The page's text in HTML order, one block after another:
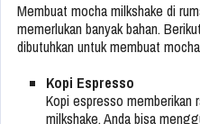
Membuat mocha milkshake di
memerlukan banyak bahan.
dibutuhkan untuk membuat
Kopi Espresso
Kopi espresso memberikan
milkshake. Anda bisa